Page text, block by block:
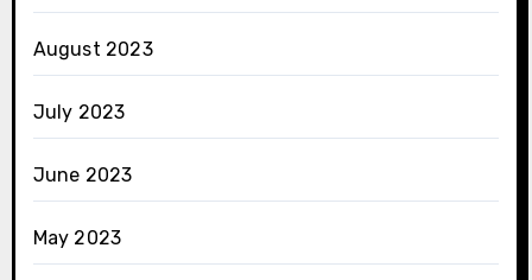
August 2023
July 2023
June 2023
May 2023